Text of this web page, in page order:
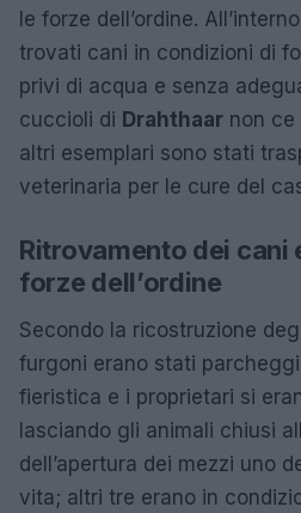
le forze dell’ordine.
trovati cani in condizioni di
privi di acqua e senza
cuccioli di Drahthaar non ce
altri esemplari sono stati
veterinaria per le cure del
Ritrovamento dei cani
forze dell’ordine
Secondo la ricostruzione
furgoni erano stati
fieristica e i proprietari si
lasciando gli animali chiusi
dell’apertura dei mezzi uno
vita; altri tre erano in